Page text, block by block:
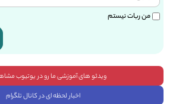
من ربات نیستم
ویدئو های آموزشی ما رو در یوتیوب
اخبار لحظه ای در کانال تلگرام